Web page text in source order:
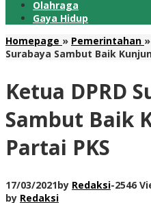
Olahraga
Gaya Hidup
Homepage » Pemerintahan »
Surabaya Sambut Baik
Ketua DPRD
Sambut Baik
Partai PKS
17/03/2021by Redaksi-2546
by Redaksi